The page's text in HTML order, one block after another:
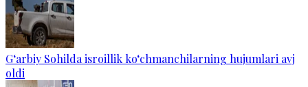
G‘arbiy Sohilda isroillik ko‘chmanchilarning hujumlari avj
oldi